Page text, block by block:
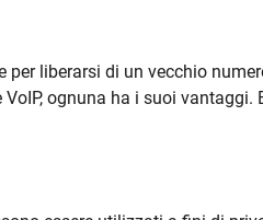
liberarsi di un vecchio
ognuna ha i suoi vantaggi.